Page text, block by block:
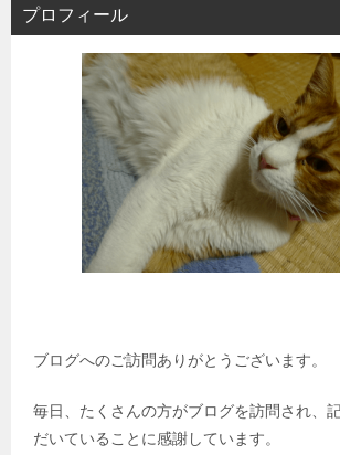
プロフィール
ブログへのご訪問ありがとうございます。
毎日、たくさんの方がブログを訪問され、
だいていることに感謝しています。